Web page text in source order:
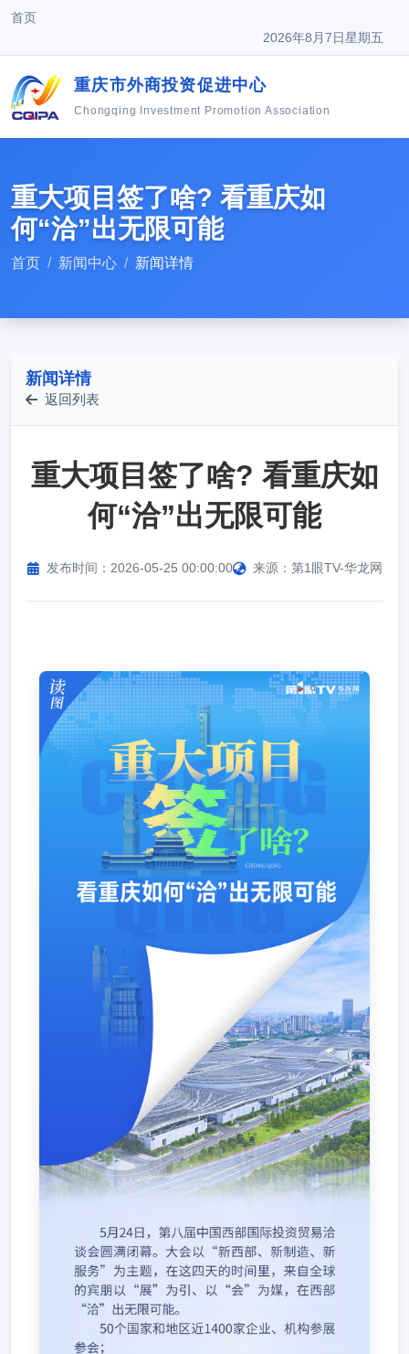
首页
2026年8月7日星期五
重庆市外商投资促进中心
Chongqing Investment Promotion Association
重大项目签了啥? 看重庆如
何“洽”出无限可能
首页 新闻中心 新闻详情
新闻详情
返回列表
重大项目签了啥? 看重庆如
何“洽”出无限可能
发布时间：2026-05-25 00:00:00 来源：第1眼TV-华龙网